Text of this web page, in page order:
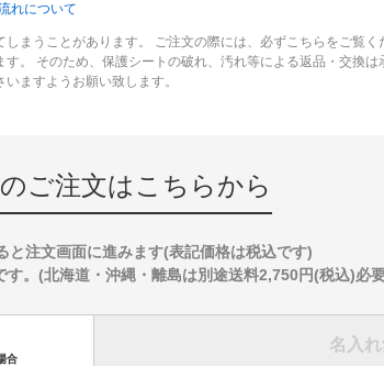
れについて
まうことがあります。 ご注文の際には、必ずこちらをご覧く
そのため、保護シートの破れ、汚れ等による返品・交換は
ますようお願い致します。
ご注文はこちらから
と注文画面に進みます(表記価格は税込です)
す。(北海道・沖縄・離島は別途送料2,750円(税込)必
合
名入